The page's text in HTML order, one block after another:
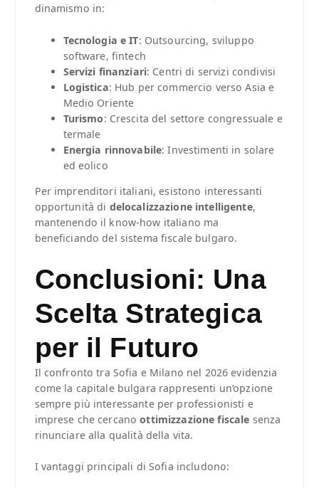
dinamismo in:
Tecnologia e IT: Outsourcing, sviluppo
software, fintech
Servizi finanziari: Centri di servizi condivisi
Logistica: Hub per commercio verso Asia e
Medio Oriente
Turismo: Crescita del settore congressuale e
termale
Energia rinnovabile: Investimenti in solare
ed eolico
Per imprenditori italiani, esistono interessanti
opportunità di delocalizzazione intelligente,
mantenendo il know-how italiano ma
beneficiando del sistema fiscale bulgaro.
Conclusioni: Una
Scelta Strategica
per il Futuro
Il confronto tra Sofia e Milano nel 2026 evidenzia
come la capitale bulgara rappresenti un’opzione
sempre più interessante per professionisti e
imprese che cercanoottimizzazione fiscale senza
rinunciare alla qualità della vita.
I vantaggi principali di Sofia includono: